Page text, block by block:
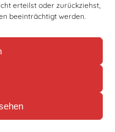
erteilst oder zurückziehst,
beeinträchtigt werden.
pulvinar